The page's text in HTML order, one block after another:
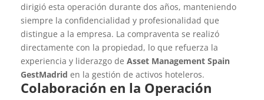
dirigió esta operación durante dos años, manteniendo
siempre la confidencialidad y profesionalidad que
distingue a la empresa. La compraventa se realizó
directamente con la propiedad, lo que refuerza la
experiencia y liderazgo de Asset Management Spain
GestMadrid en la gestión de activos hoteleros.
Colaboración en la Operación